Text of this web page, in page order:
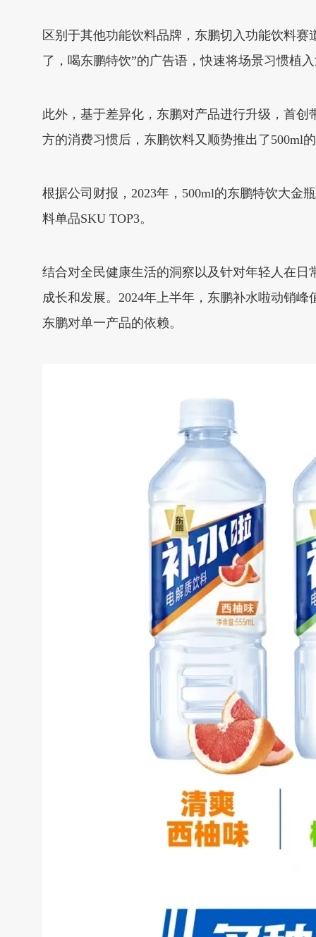
区别于其他功能饮料品牌，东鹏切入功能饮料
了，喝东鹏特饮”的广告语，快速将场景习惯植
此外，基于差异化，东鹏对产品进行升级，首创
方的消费习惯后，东鹏饮料又顺势推出了500ml
根据公司财报，2023年，500ml的东鹏特饮大金
料单品SKU TOP3。
结合对全民健康生活的洞察以及针对年轻人在日
成长和发展。2024年上半年，东鹏补水啦动销
东鹏对单一产品的依赖。